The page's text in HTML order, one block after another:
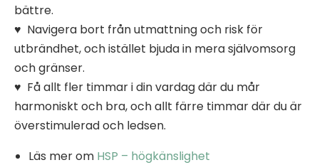
bättre.
♥ Navigera bort från utmattning och risk för
utbrändhet, och istället bjuda in mera självomsorg
och gränser.
♥ Få allt fler timmar i din vardag där du mår
harmoniskt och bra, och allt färre timmar där du är
överstimulerad och ledsen.
Läs mer om HSP – högkänslighet